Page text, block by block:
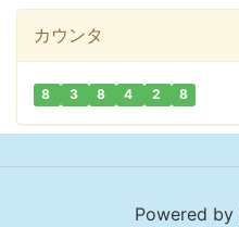
カウンタ
8 3 8 4 2 8
Powered